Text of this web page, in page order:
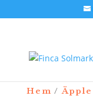
Hem /Äpple